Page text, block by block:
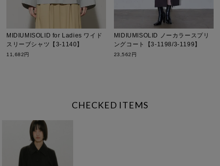
MIDIUMISOLID for Ladies ワイド
スリーブシャツ【3-1140】
11,682円
MIDIUMISOLID ノーカラースプリ
ングコート【3-1198/3-1199】
23,562円
CHECKED ITEMS